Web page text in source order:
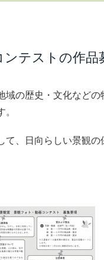
テストの作品
域の歴史・文化など
て、日向らしい景観